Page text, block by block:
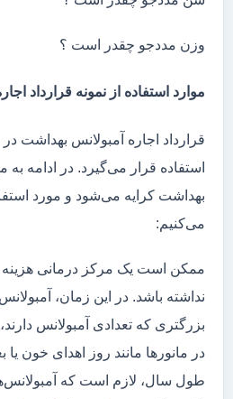
وزن مددجو چقدر است ؟
موارد استفاده از نمونه قرارداد
قرارداد اجاره آمبولانس بهداشت
استفاده قرار می‌گیرد. در ادامه به
بهداشت کرایه می‌شود و مورد
می‌کنیم:
ممکن است یک مرکز درمانی هزینه
نداشته باشد. در این زمان،
بزرگتری که تعدادی آمبولانس
در مانور‌ها مانند روز اهدای خون
طول سال، لازم است که